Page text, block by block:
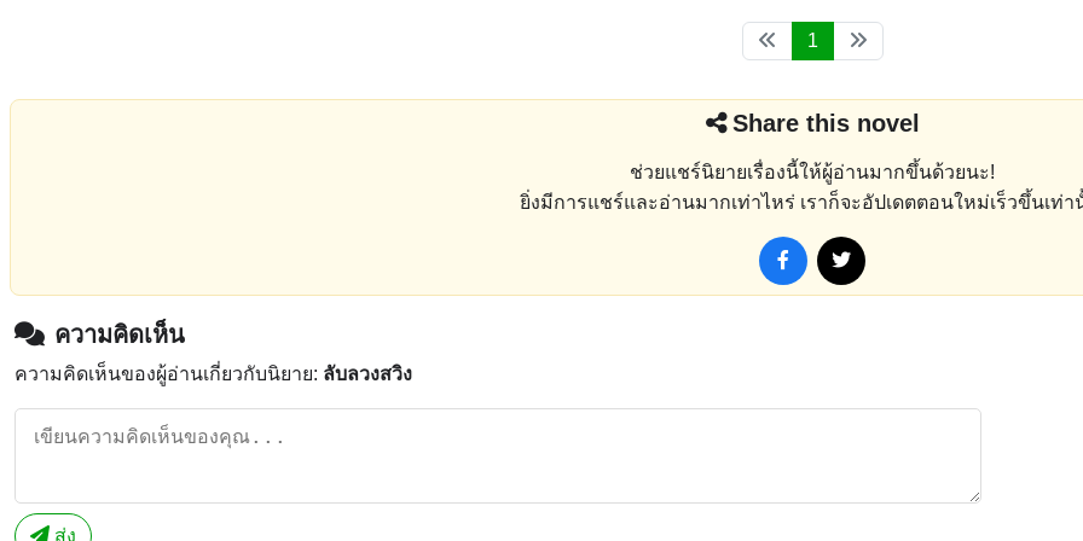
1
Share this novel
ช่วยแชร์นิยายเรื่องนี้ให้ผู้อ่านมากขึ้นด้วยนะ!
ยิ่งมีการแชร์และอ่านมากเท่าไหร่ เราก็จะอัปเดตตอนใหม่เร็วขึ้นเท่า
ความคิดเห็น
ความคิดเห็นของผู้อ่านเกี่ยวกับนิยาย: ลับลวงสวิง
ส่ง